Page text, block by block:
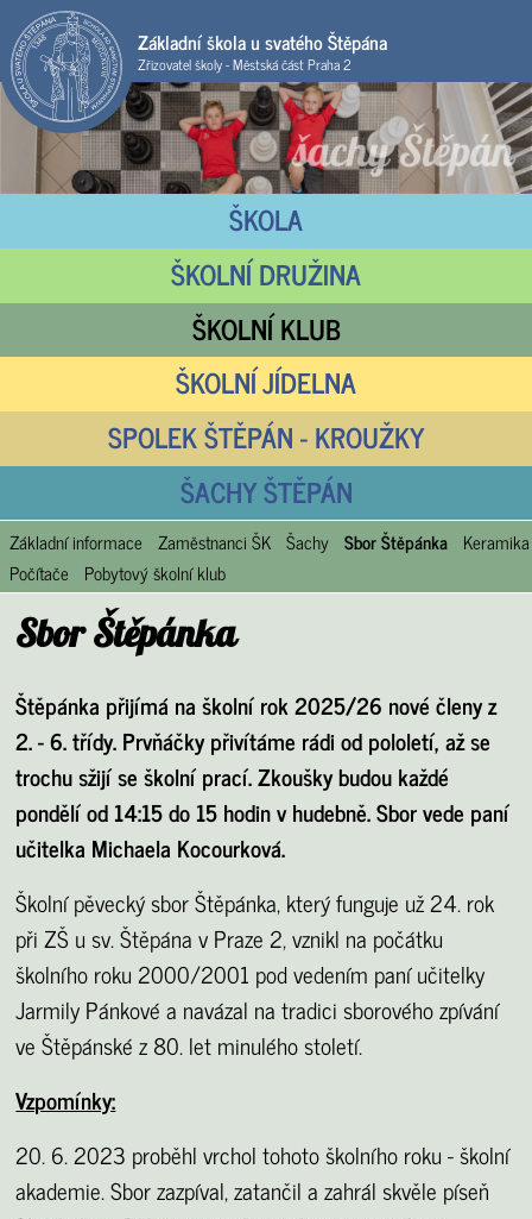
Základní škola u svatého Štěpána
Zřizovatel školy - Městská část Praha 2
ŠKOLA
ŠKOLNÍ DRUŽINA
ŠKOLNÍ KLUB
ŠKOLNÍ JÍDELNA
SPOLEK ŠTĚPÁN - KROUŽKY
ŠACHY ŠTĚPÁN
Základní informace Zaměstnanci ŠK Šachy Sbor Štěpánka Keramika
Počítače
Pobytový školní klub
Sbor Štěpánka
Štěpánka přijímá na školní rok 2025/26 nové členy z
2. - 6. třídy. Prvňáčky přivítáme rádi od pololetí, až se
trochu sžijí se školní prací. Zkoušky budou každé
pondělí od 14:15 do 15 hodin v hudebně. Sbor vede paní
učitelka Michaela Kocourková.
Školní pěvecký sbor Štěpánka, který funguje už 24. rok
při ZŠ u sv. Štěpána v Praze 2, vznikl na počátku
školního roku 2000/2001 pod vedením paní učitelky
Jarmily Pánkové a navázal na tradici sborového zpívání
ve Štěpánské z 80. let minulého století.
Vzpomínky:
20. 6. 2023 proběhl vrchol tohoto školního roku - školní
akademie. Sbor zazpíval, zatančil a zahrál skvěle píseň